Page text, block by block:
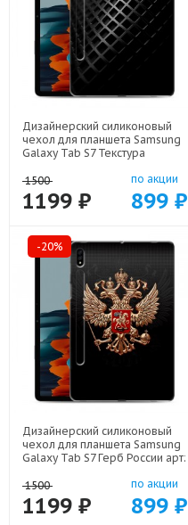
Дизайнерский силиконовый
чехол для планшета Samsung
Galaxy Tab S7 Текстура
1500
1199 ₽
по акции
899 ₽
-20%
Дизайнерский силиконовый
чехол для планшета Samsung
Galaxy Tab S7 Герб России арт:
1500
1199 ₽
по акции
899 ₽